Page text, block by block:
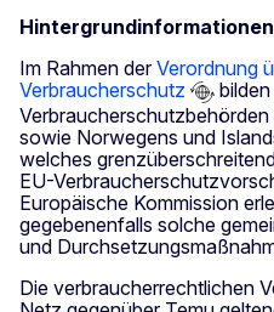
Hintergrundinformationen
Im Rahmen derVerordnung
Verbraucherschutz
sowie Norwegens und
welches
EU-
Europäische Kommission
gegebenenfalls solche
und
Die verbraucherrechtlichen